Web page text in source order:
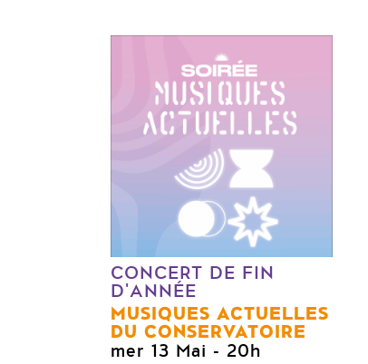
CONCERT DE FIN
D'ANNÉE
MUSIQUES ACTUELLES
DU CONSERVATOIRE
mer 13 Mai - 20h